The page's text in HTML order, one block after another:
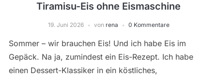
Tiramisu-Eis ohne Eismaschine
19. Juni 2026 von rena 0 Kommentare
Sommer – wir brauchen Eis! Und ich habe Eis im
Gepäck. Na ja, zumindest ein Eis-Rezept. Ich habe
einen Dessert-Klassiker in ein köstliches,